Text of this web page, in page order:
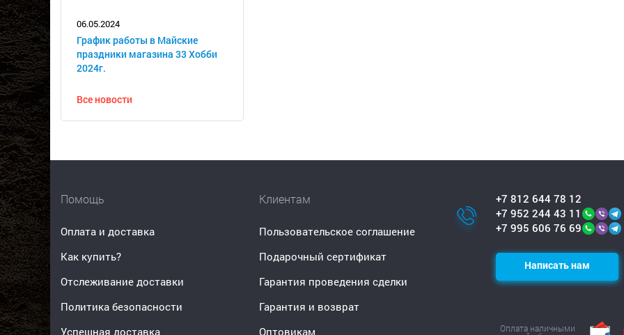
06.05.2024
График работы в Майские
праздники магазина 33 Хобби
2024г.
Все новости
Помощь
Оплата и доставка
Как купить?
Отслеживание доставки
Политика безопасности
Успешная доставка
Клиентам
Пользовательское соглашение
Подарочный сертификат
Гарантия проведения сделки
Гарантия и возврат
Оптовикам
+7 812 644 78 12
+7 952 244 43 11
+7 995 606 76 69
Написать нам
Оплата наличными